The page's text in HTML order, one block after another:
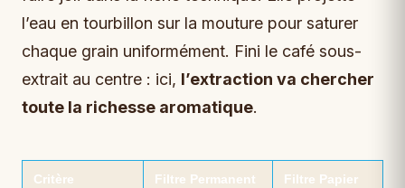
l’eau en tourbillon sur la mouture pour saturer
chaque grain uniformément. Fini le café sous-
extrait au centre : ici, l’extraction va chercher
toute la richesse aromatique.
Critère Filtre Permanent Filtre Papier